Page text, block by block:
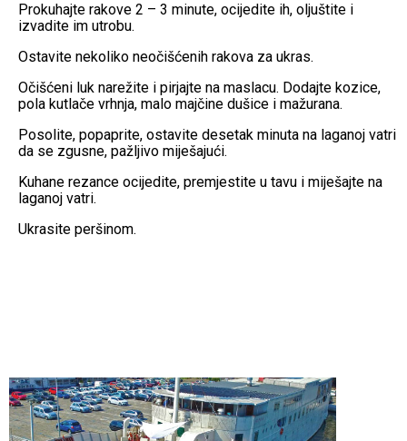
Prokuhajte rakove 2 – 3 minute, ocijedite ih, oljuštite i
izvadite im utrobu.
Ostavite nekoliko neočišćenih rakova za ukras.
Očišćeni luk narežite i pirjajte na maslacu. Dodajte kozice,
pola kutlače vrhnja, malo majčine dušice i mažurana.
Posolite, popaprite, ostavite desetak minuta na laganoj vatri
da se zgusne, pažljivo miješajući.
Kuhane rezance ocijedite, premjestite u tavu i miješajte na
laganoj vatri.
Ukrasite peršinom.